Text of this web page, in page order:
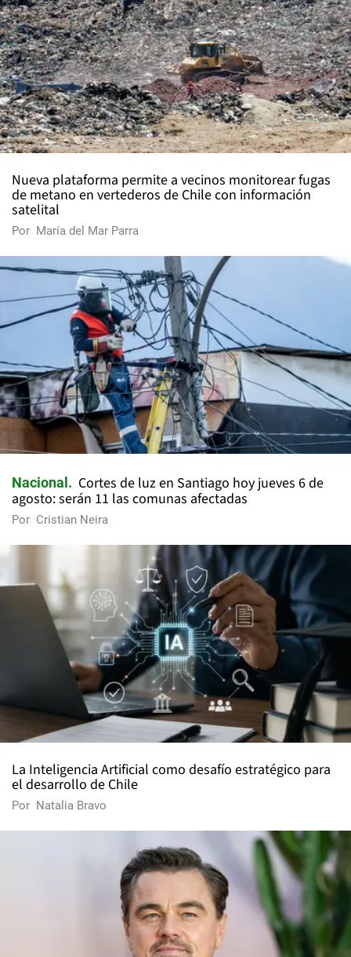
Nueva plataforma permite a vecinos monitorear fugas
de metano en vertederos de Chile con información
satelital
Por María del Mar Parra
Nacional
Cortes de luz en Santiago hoy jueves 6 de
agosto: serán 11 las comunas afectadas
Por Cristian Neira
La Inteligencia Artificial como desafío estratégico para
el desarrollo de Chile
Por Natalia Bravo